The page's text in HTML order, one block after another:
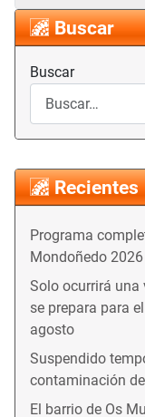
Buscar
Buscar
Recientes
Programa
Mondoñedo 2026
Solo ocurrirá una
se prepara para
agosto
Suspendido
contaminación
El barrio de Os